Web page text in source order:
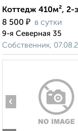
Коттедж 410м², 2-
8 500 ₽ в сутки
9-я Северная 35
Собственник,
‹